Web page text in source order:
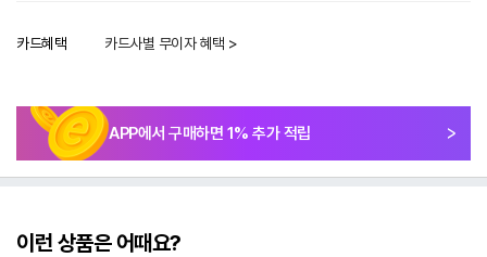
카드혜택 카드사별 무이자 혜택 >
APP에서 구매하면 1% 추가 적립
이런 상품은 어때요?